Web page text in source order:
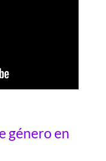
género en